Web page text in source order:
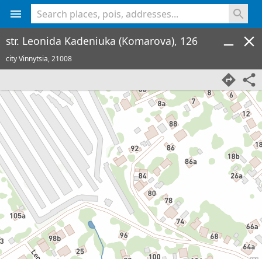
str. Leonida Kadeniuka (Komarova), 126
city Vinnytsia,21008
<% console.log(hcard) %>